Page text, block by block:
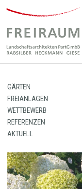
GÄRTEN
FREIANLAGEN
WETTBEWERB
REFERENZEN
AKTUELL